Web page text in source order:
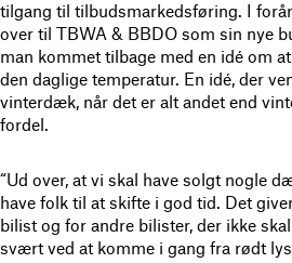
tilgang til tilbudsmarkedsføring. I
over til TBWA & BBDO som sin nye
man kommet tilbage med en idé om
den daglige temperatur. En idé, der
vinterdæk, når det er alt andet end
fordel.
“Ud over, at vi skal have solgt nogle
have folk til at skifte i god tid. Det
bilist og for andre bilister, der ikke
svært ved at komme i gang fra rødt